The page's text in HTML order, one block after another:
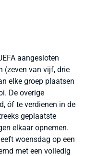
aangesloten
(zeven van vijf, drie
elke groep plaatsen
De overige
óf te verdienen in de
geplaatste
elkaar opnemen.
woensdag op een
met een volledig